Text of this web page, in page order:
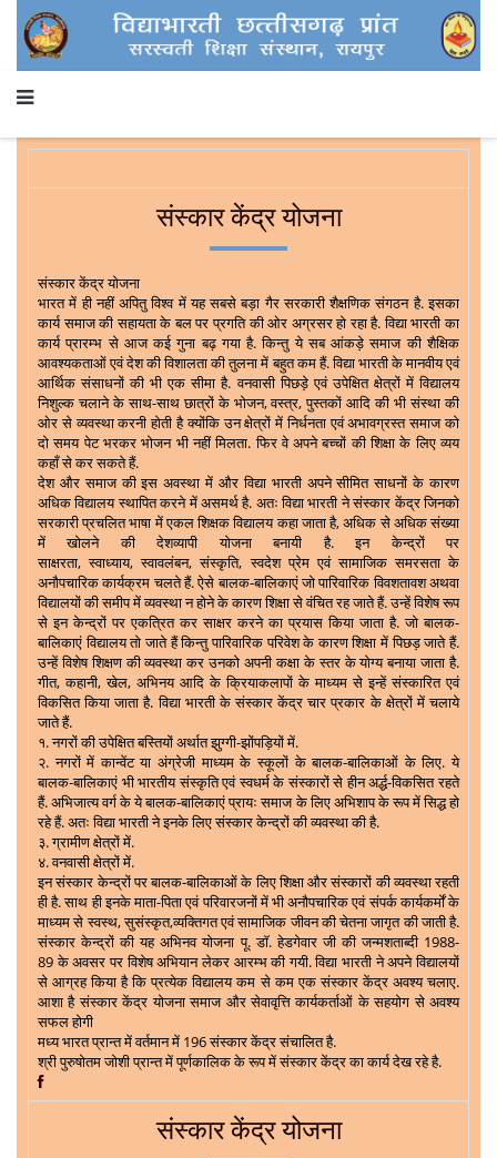
संस्कार केंद्र योजना
संस्कार केंद्र योजना
भारत में ही नहीं अपितु विश्व में यह सबसे बड़ा गैर सरकारी शैक्षणिक संगठन है. इसका
कार्य समाज की सहायता के बल पर प्रगति की ओर अग्रसर हो रहा है. विद्या भारती का
कार्य प्रारम्भ से आज कई गुना बढ़ गया है. किन्तु ये सब आंकड़े समाज की शैक्षिक
आवश्यकताओं एवं देश की विशालता की तुलना में बहुत कम हैं. विद्या भारती के मानवीय एवं
आर्थिक संसाधनों की भी एक सीमा है. वनवासी पिछड़े एवं उपेक्षित क्षेत्रों में विद्यालय
निशुल्क चलाने के साथ-साथ छात्रों के भोजन,वस्त्र,पुस्तकों आदि की भी संस्था की
ओर से व्यवस्था करनी होती है क्योंकि उन क्षेत्रों में निर्धनता एवं अभावग्रस्त समाज को
दो समय पेट भरकर भोजन भी नहीं मिलता. फिर वे अपने बच्चों की शिक्षा के लिए व्यय
कहाँ से कर सकते हैं.
देश और समाज की इस अवस्था में और विद्या भारती अपने सीमित साधनों के कारण
अधिक विद्यालय स्थापित करने में असमर्थ है. अतः विद्या भारती ने संस्कार केंद्र जिनको
सरकारी प्रचलित भाषा में एकल शिक्षक विद्यालय कहा जाता है,अधिक से अधिक संख्या
में खोलने की देशव्यापी योजना बनायी है. इन केन्द्रों पर
साक्षरता,स्वाध्याय,स्वावलंबन,संस्कृति,स्वदेश प्रेम एवं सामाजिक समरसता के
अनौपचारिक कार्यक्रम चलते हैं. ऐसे बालक-बालिकाएं जो पारिवारिक विवशतावश अथवा
विद्यालयों की समीप में व्यवस्था न होने के कारण शिक्षा से वंचित रह जाते हैं. उन्हें विशेष रूप
से इन केन्द्रों पर एकत्रित कर साक्षर करने का प्रयास किया जाता है. जो बालक-
बालिकाएं विद्यालय तो जाते हैं किन्तु पारिवारिक परिवेश के कारण शिक्षा में पिछड़ जाते हैं.
उन्हें विशेष शिक्षण की व्यवस्था कर उनको अपनी कक्षा के स्तर के योग्य बनाया जाता है.
गीत,कहानी,खेल, अभिनय आदि के क्रियाकलापों के माध्यम से इन्हें संस्कारित एवं
विकसित किया जाता है. विद्या भारती के संस्कार केंद्र चार प्रकार के क्षेत्रों में चलाये
जाते हैं.
१.नगरों की उपेक्षित बस्तियों अर्थात झुग्गी-झोंपड़ियों में.
२. नगरों में कान्वेंट या अंग्रेजी माध्यम के स्कूलों के बालक-बालिकाओं के लिए. ये
बालक-बालिकाएं भी भारतीय संस्कृति एवं स्वधर्म के संस्कारों से हीन अर्द्ध-विकसित रहते
हैं. अभिजात्य वर्ग के ये बालक-बालिकाएं प्रायः समाज के लिए अभिशाप के रूप में सिद्ध हो
रहे हैं. अतः विद्या भारती ने इनके लिए संस्कार केन्द्रों की व्यवस्था की है.
३.ग्रामीण क्षेत्रों में.
४.वनवासी क्षेत्रों में.
इन संस्कार केन्द्रों पर बालक-बालिकाओं के लिए शिक्षा और संस्कारों की व्यवस्था रहती
ही है. साथ ही इनके माता-पिता एवं परिवारजनों में भी अनौपचारिक एवं संपर्क कार्यकर्मों के
माध्यम से स्वस्थ,सुसंस्कृत,व्यक्तिगत एवं सामाजिक जीवन की चेतना जागृत की जाती है.
संस्कार केन्द्रों की यह अभिनव योजना पू. डॉ. हेडगेवार जी की जन्मशताब्दी 1988-
89के अवसर पर विशेष अभियान लेकर आरम्भ की गयी. विद्या भारती ने अपने विद्यालयों
से आग्रह किया है कि प्रत्येक विद्यालय कम से कम एक संस्कार केंद्र अवश्य चलाए.
आशा है संस्कार केंद्र योजना समाज और सेवावृत्ति कार्यकर्ताओं के सहयोग से अवश्य
सफल होगी
मध्य भारत प्रान्त में वर्तमान में 196 संस्कार केंद्र संचालित है.
श्री पुरुषोतम जोशी प्रान्त में पूर्णकालिक के रूप में संस्कार केंद्र का कार्य देख रहे है.
संस्कार केंद्र योजना